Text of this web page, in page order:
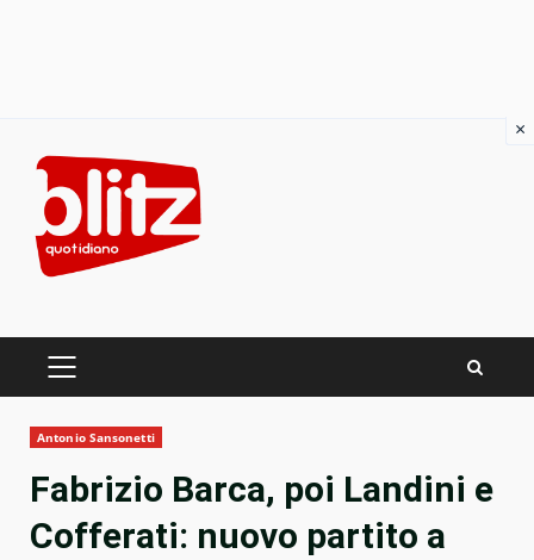
content
PRIMARY
Antonio Sansonetti
Fabrizio Barca, poi Landini e
Cofferati: nuovo partito a
×